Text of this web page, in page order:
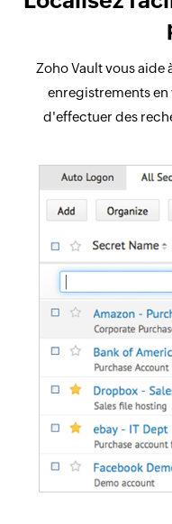
Zoho Vault vous aide
enregistrements
d'effectuer des